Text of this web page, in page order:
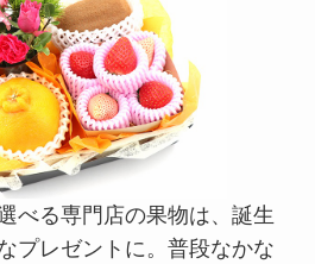
べる専門店の果物は、誕生
プレゼントに。普段なかな